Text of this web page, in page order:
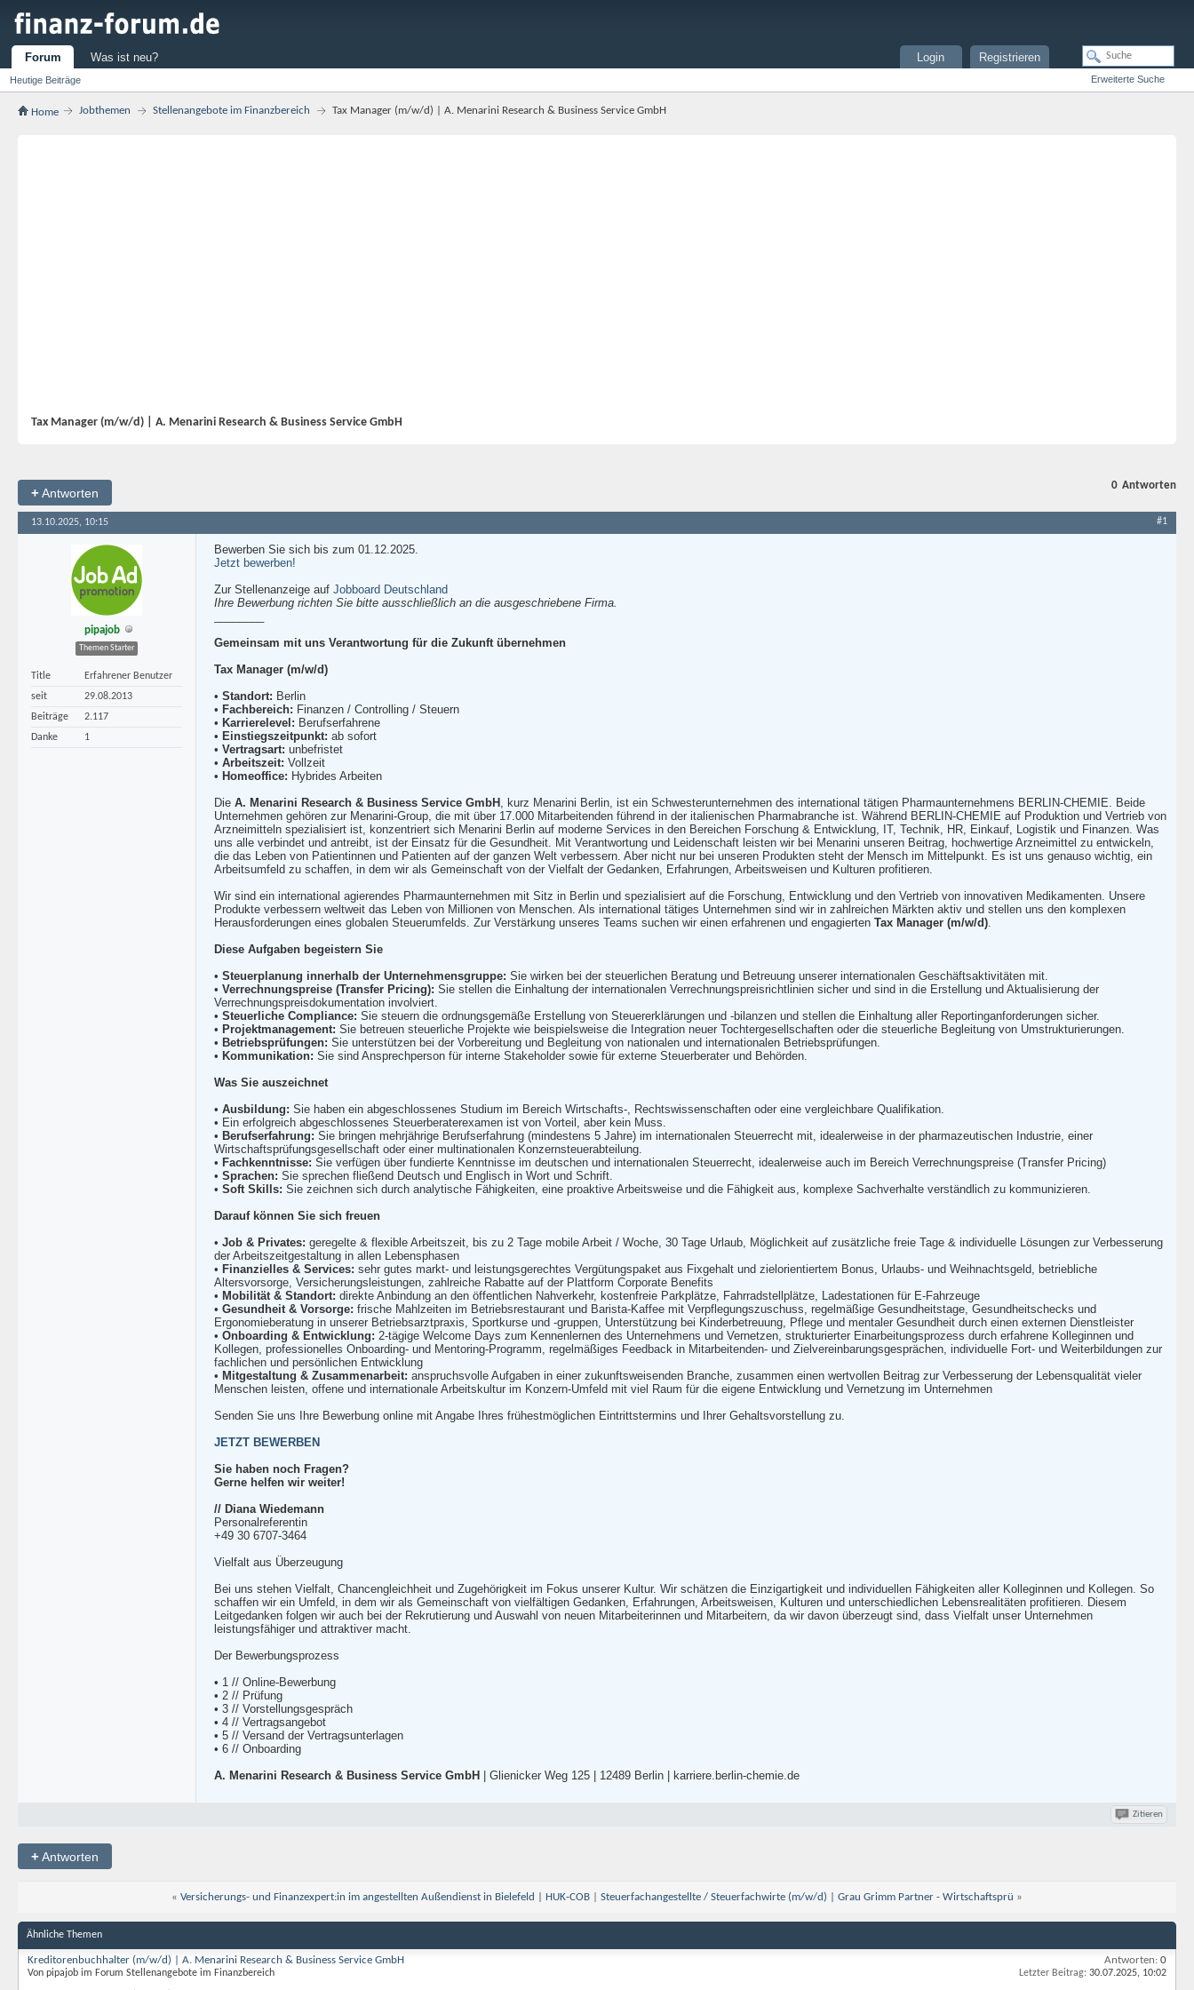
Forum
Heutige Beiträge
Was ist neu? Registrieren
Login
Erweiterte Suche
Home Jobthemen Stellenangebote im Finanzbereich Tax Manager (m/w/d) | A. Menarini Research & Business Service GmbH
Tax Manager (m/w/d) | A. Menarini Research & Business Service GmbH
+Antworten
0 Antworten
13.10.2025, 10:15 #1
pipajob
Themen Starter
Title
Erfahrener Benutzer
seit
29.08.2013
Beiträge
2.117
Danke
1
Bewerben Sie sich bis zum 01.12.2025.
Jetzt bewerben!
Zur Stellenanzeige auf Jobboard Deutschland
Ihre Bewerbung richten Sie bitte ausschließlich an die ausgeschriebene Firma.
Gemeinsam mit uns Verantwortung für die Zukunft übernehmen
Tax Manager (m/w/d)
• Standort: Berlin
• Fachbereich: Finanzen / Controlling / Steuern
• Karrierelevel: Berufserfahrene
• Einstiegszeitpunkt: ab sofort
• Vertragsart: unbefristet
• Arbeitszeit: Vollzeit
• Homeoffice: Hybrides Arbeiten
Die A. Menarini Research & Business Service GmbH , kurz Menarini Berlin, ist ein Schwesterunternehmen des international tätigen Pharmaunternehmens BERLIN-CHEMIE. Beide
Unternehmen gehören zur Menarini-Group, die mit über 17.000 Mitarbeitenden führend in der italienischen Pharmabranche ist. Während BERLIN-CHEMIE auf Produktion und Vertrieb von
Arzneimitteln spezialisiert ist, konzentriert sich Menarini Berlin auf moderne Services in den Bereichen Forschung & Entwicklung, IT, Technik, HR, Einkauf, Logistik und Finanzen. Was
uns alle verbindet und antreibt, ist der Einsatz für die Gesundheit. Mit Verantwortung und Leidenschaft leisten wir bei Menarini unseren Beitrag, hochwertige Arzneimittel zu entwickeln,
die das Leben von Patientinnen und Patienten auf der ganzen Welt verbessern. Aber nicht nur bei unseren Produkten steht der Mensch im Mittelpunkt. Es ist uns genauso wichtig, ein
Arbeitsumfeld zu schaffen, in dem wir als Gemeinschaft von der Vielfalt der Gedanken, Erfahrungen, Arbeitsweisen und Kulturen profitieren.
Wir sind ein international agierendes Pharmaunternehmen mit Sitz in Berlin und spezialisiert auf die Forschung, Entwicklung und den Vertrieb von innovativen Medikamenten. Unsere
Produkte verbessern weltweit das Leben von Millionen von Menschen. Als international tätiges Unternehmen sind wir in zahlreichen Märkten aktiv und stellen uns den komplexen
Herausforderungen eines globalen Steuerumfelds. Zur Verstärkung unseres Teams suchen wir einen erfahrenen und engagierten Tax Manager (m/w/d).
Diese Aufgaben begeistern Sie
• Steuerplanung innerhalb der Unternehmensgruppe: Sie wirken bei der steuerlichen Beratung und Betreuung unserer internationalen Geschäftsaktivitäten mit.
• Verrechnungspreise (Transfer Pricing): Sie stellen die Einhaltung der internationalen Verrechnungspreisrichtlinien sicher und sind in die Erstellung und Aktualisierung der
Verrechnungspreisdokumentation involviert.
• Steuerliche Compliance: Sie steuern die ordnungsgemäße Erstellung von Steuererklärungen und -bilanzen und stellen die Einhaltung aller Reportinganforderungen sicher.
• Projektmanagement: Sie betreuen steuerliche Projekte wie beispielsweise die Integration neuer Tochtergesellschaften oder die steuerliche Begleitung von Umstrukturierungen.
• Betriebsprüfungen: Sie unterstützen bei der Vorbereitung und Begleitung von nationalen und internationalen Betriebsprüfungen.
• Kommunikation: Sie sind Ansprechperson für interne Stakeholder sowie für externe Steuerberater und Behörden.
Was Sie auszeichnet
• Ausbildung: Sie haben ein abgeschlossenes Studium im Bereich Wirtschafts-, Rechtswissenschaften oder eine vergleichbare Qualifikation.
• Ein erfolgreich abgeschlossenes Steuerberaterexamen ist von Vorteil, aber kein Muss.
• Berufserfahrung: Sie bringen mehrjährige Berufserfahrung (mindestens 5 Jahre) im internationalen Steuerrecht mit, idealerweise in der pharmazeutischen Industrie, einer
Wirtschaftsprüfungsgesellschaft oder einer multinationalen Konzernsteuerabteilung.
• Fachkenntnisse: Sie verfügen über fundierte Kenntnisse im deutschen und internationalen Steuerrecht, idealerweise auch im Bereich Verrechnungspreise (Transfer Pricing)
• Sprachen: Sie sprechen fließend Deutsch und Englisch in Wort und Schrift.
• Soft Skills: Sie zeichnen sich durch analytische Fähigkeiten, eine proaktive Arbeitsweise und die Fähigkeit aus, komplexe Sachverhalte verständlich zu kommunizieren.
Darauf können Sie sich freuen
• Job & Privates: geregelte & flexible Arbeitszeit, bis zu 2 Tage mobile Arbeit / Woche, 30 Tage Urlaub, Möglichkeit auf zusätzliche freie Tage & individuelle Lösungen zur Verbesserung
der Arbeitszeitgestaltung in allen Lebensphasen
• Finanzielles & Services: sehr gutes markt- und leistungsgerechtes Vergütungspaket aus Fixgehalt und zielorientiertem Bonus, Urlaubs- und Weihnachtsgeld, betriebliche
Altersvorsorge, Versicherungsleistungen, zahlreiche Rabatte auf der Plattform Corporate Benefits
• Mobilität & Standort: direkte Anbindung an den öffentlichen Nahverkehr, kostenfreie Parkplätze, Fahrradstellplätze, Ladestationen für E-Fahrzeuge
• Gesundheit & Vorsorge: frische Mahlzeiten im Betriebsrestaurant und Barista-Kaffee mit Verpflegungszuschuss, regelmäßige Gesundheitstage, Gesundheitschecks und
Ergonomieberatung in unserer Betriebsarztpraxis, Sportkurse und -gruppen, Unterstützung bei Kinderbetreuung, Pflege und mentaler Gesundheit durch einen externen Dienstleister
• Onboarding & Entwicklung: 2-tägige Welcome Days zum Kennenlernen des Unternehmens und Vernetzen, strukturierter Einarbeitungsprozess durch erfahrene Kolleginnen und
Kollegen, professionelles Onboarding- und Mentoring-Programm, regelmäßiges Feedback in Mitarbeitenden- und Zielvereinbarungsgesprächen, individuelle Fort- und Weiterbildungen zur
fachlichen und persönlichen Entwicklung
• Mitgestaltung & Zusammenarbeit: anspruchsvolle Aufgaben in einer zukunftsweisenden Branche, zusammen einen wertvollen Beitrag zur Verbesserung der Lebensqualität vieler
Menschen leisten, offene und internationale Arbeitskultur im Konzern-Umfeld mit viel Raum für die eigene Entwicklung und Vernetzung im Unternehmen
Senden Sie uns Ihre Bewerbung online mit Angabe Ihres frühestmöglichen Eintrittstermins und Ihrer Gehaltsvorstellung zu.
JETZT BEWERBEN
Sie haben noch Fragen?
Gerne helfen wir weiter!
// Diana Wiedemann
Personalreferentin
+49 30 6707-3464
Vielfalt aus Überzeugung
Bei uns stehen Vielfalt, Chancengleichheit und Zugehörigkeit im Fokus unserer Kultur. Wir schätzen die Einzigartigkeit und individuellen Fähigkeiten aller Kolleginnen und Kollegen. So
schaffen wir ein Umfeld, in dem wir als Gemeinschaft von vielfältigen Gedanken, Erfahrungen, Arbeitsweisen, Kulturen und unterschiedlichen Lebensrealitäten profitieren. Diesem
Leitgedanken folgen wir auch bei der Rekrutierung und Auswahl von neuen Mitarbeiterinnen und Mitarbeitern, da wir davon überzeugt sind, dass Vielfalt unser Unternehmen
leistungsfähiger und attraktiver macht.
Der Bewerbungsprozess
• 1 // Online-Bewerbung
• 2 // Prüfung
• 3 // Vorstellungsgespräch
• 4 // Vertragsangebot
• 5 // Versand der Vertragsunterlagen
• 6 // Onboarding
A. Menarini Research & Business Service GmbH
| Glienicker Weg 125 | 12489 Berlin | karriere.berlin-chemie.de
Zitieren
+Antworten
« Versicherungs- und Finanzexpert:in im angestellten Außendienst in Bielefeld | HUK-COB Steuerfachangestellte / Steuerfachwirte (m/w/d) | Grau Grimm Partner - Wirtschaftsprü »
Ähnliche Themen
Kreditorenbuchhalter (m/w/d) | A. Menarini Research & Business Service GmbH
Von pipajob im Forum Stellenangebote im Finanzbereich
Antworten: 0
Letzter Beitrag: 30.07.2025, 10:02